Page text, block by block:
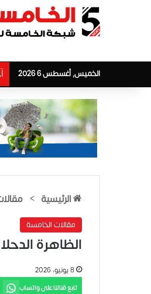
الخميس, أغسطس 6 2026
الرئيسية >
مقالات الخامسة
الظاهرة
8 يونيو، 2026
تابع قناتنا على واتساب